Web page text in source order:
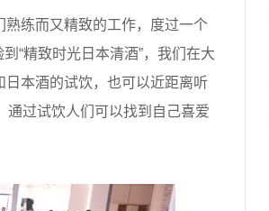
练而又精致的工作，度过一个
“精致时光日本清酒”，我们在大
本酒的试饮，也可以近距离听
通过试饮人们可以找到自己喜爱